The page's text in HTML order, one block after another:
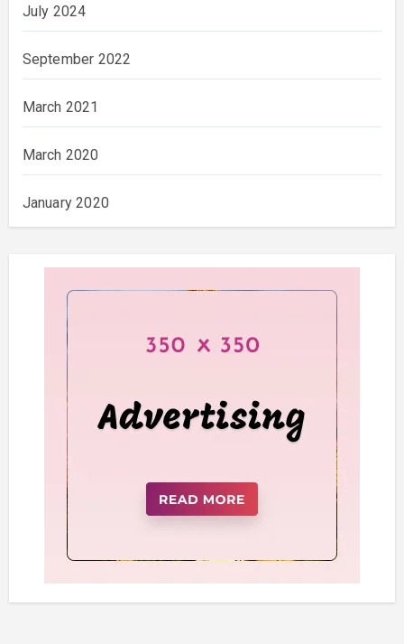
July 2024
September 2022
March 2021
March 2020
January 2020